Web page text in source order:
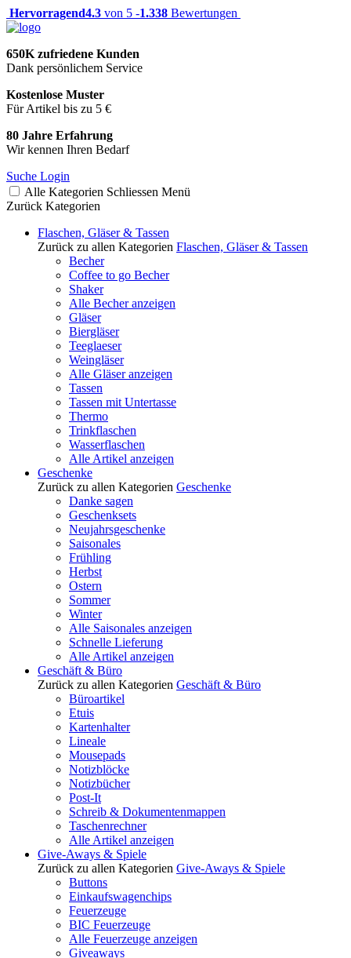
Hervorragend4.3 von 5 -1.338 Bewertungen
650K zufriedene Kunden
Dank persönlichem Service
Kostenlose Muster
Für Artikel bis zu 5 €
80 Jahre Erfahrung
Wir kennen Ihren Bedarf
Suche Login
Alle Kategorien Schliessen Menü
Zurück Kategorien
Flaschen, Gläser & Tassen
Zurück zu allen Kategorien Flaschen, Gläser & Tassen
Becher
Coffee to go Becher
Shaker
Alle Becher anzeigen
Gläser
Biergläser
Teeglaeser
Weingläser
Alle Gläser anzeigen
Tassen
Tassen mit Untertasse
Thermo
Trinkflaschen
Wasserflaschen
Alle Artikel anzeigen
Geschenke
Zurück zu allen Kategorien Geschenke
Danke sagen
Geschenksets
Neujahrsgeschenke
Saisonales
Frühling
Herbst
Ostern
Sommer
Winter
Alle Saisonales anzeigen
Schnelle Lieferung
Alle Artikel anzeigen
Geschäft & Büro
Zurück zu allen Kategorien Geschäft & Büro
Büroartikel
Etuis
Kartenhalter
Lineale
Mousepads
Notizblöcke
Notizbücher
Post-It
Schreib & Dokumentenmappen
Taschenrechner
Alle Artikel anzeigen
Give-Aways & Spiele
Zurück zu allen Kategorien Give-Aways & Spiele
Buttons
Einkaufswagenchips
Feuerzeuge
BIC Feuerzeuge
Alle Feuerzeuge anzeigen
Giveaways